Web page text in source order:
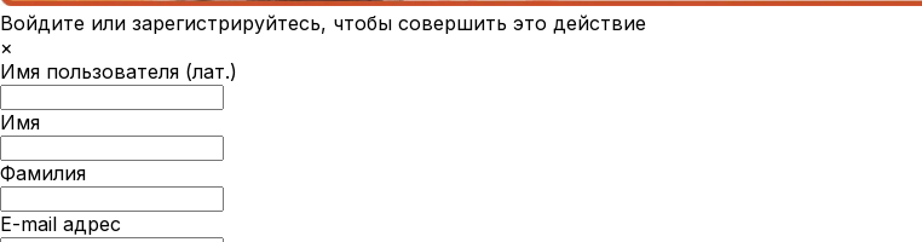
Войдите или зарегистрируйтесь, чтобы совершить это действие
×
Имя пользователя (лат.)
Имя
Фамилия
E-mail адрес